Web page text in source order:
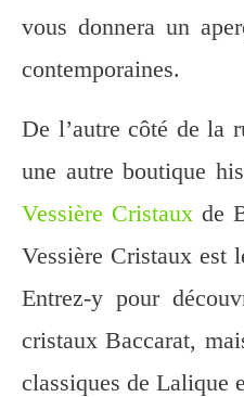
vous donnera un
contemporaines.
De l’autre côté de la
une autre boutique
Vessière Cristaux de
Vessière Cristaux est
Entrez-y pour
cristaux Baccarat,
classiques de Lalique